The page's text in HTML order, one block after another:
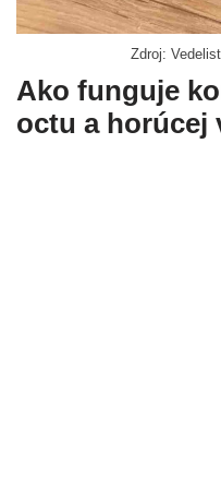
Zdroj:
Ako funguje
octu a horúcej